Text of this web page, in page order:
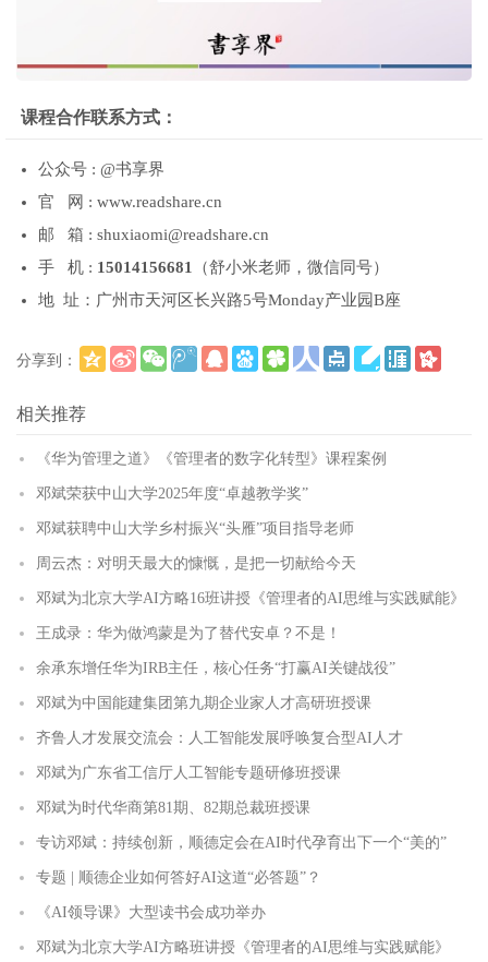
课程合作联系方式：
公众号 : @书享界
官 网 : www.readshare.cn
邮 箱 : shuxiaomi@readshare.cn
手 机 : 15014156681
（舒小米老师，微信同号）
地 址：广州市天河区长兴路5号Monday产业园B座
分享到：
相关推荐
《华为管理之道》《管理者的数字化转型》课程案例
邓斌荣获中山大学2025年度“卓越教学奖”
邓斌获聘中山大学乡村振兴“头雁”项目指导老师
周云杰：对明天最大的慷慨，是把一切献给今天
邓斌为北京大学AI方略16班讲授《管理者的AI思维与实践赋能》
王成录：华为做鸿蒙是为了替代安卓？不是！
余承东增任华为IRB主任，核心任务“打赢AI关键战役”
邓斌为中国能建集团第九期企业家人才高研班授课
齐鲁人才发展交流会：人工智能发展呼唤复合型AI人才
邓斌为广东省工信厅人工智能专题研修班授课
邓斌为时代华商第81期、82期总裁班授课
专访邓斌：持续创新，顺德定会在AI时代孕育出下一个“美的”
专题 | 顺德企业如何答好AI这道“必答题”？
《AI领导课》大型读书会成功举办
邓斌为北京大学AI方略班讲授《管理者的AI思维与实践赋能》